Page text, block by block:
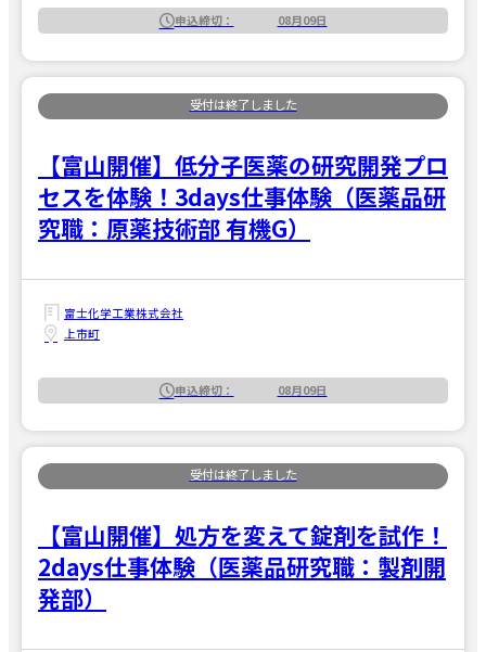
申込締切： 08月09日
【富山開催】低分子医薬の研究開発プロ
セスを体験！3days仕事体験（医薬品研
究職：原薬技術部 有機G）
富士化学工業株式会社
上市町
申込締切： 08月09日
【富山開催】処方を変えて錠剤を試作！
2days仕事体験（医薬品研究職：製剤開
発部）